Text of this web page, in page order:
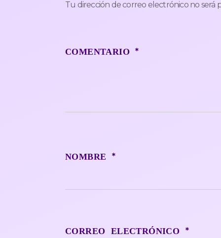
Tu dirección de correo electrónico no será
COMENTARIO*
NOMBRE *
CORREO ELECTRÓNICO *